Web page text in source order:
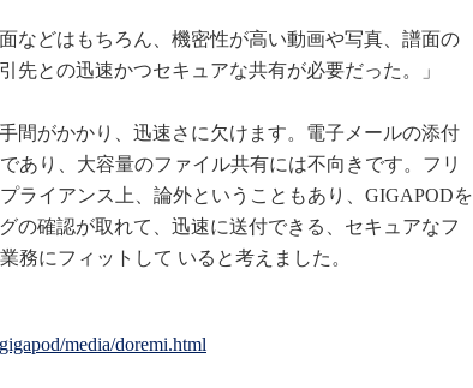
などはもちろん、機密性が高い動画や写真、譜面の
先との迅速かつセキュアな共有が必要だった。」
間がかかり、迅速さに欠けます。電子メールの添付
あり、大容量のファイル共有には不向きです。フリ
ライアンス上、論外ということもあり、GIGAPODを
の確認が取れて、迅速に送付できる、セキュアなフ
務にフィットして いると考えました。
media/doremi.html